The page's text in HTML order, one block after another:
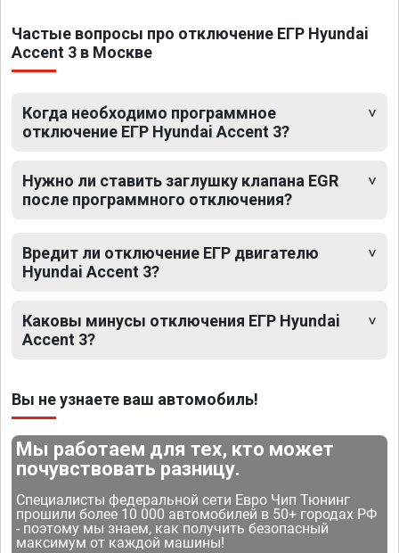
Частые вопросы про отключение ЕГР Hyundai
Accent 3 в Москве
Когда необходимо программное
отключение ЕГР Hyundai Accent 3?
Нужно ли ставить заглушку клапана EGR
после программного отключения?
Вредит ли отключение ЕГР двигателю
Hyundai Accent 3?
Каковы минусы отключения ЕГР Hyundai
Accent 3?
Вы не узнаете ваш автомобиль!
Мы работаем для тех, кто может
почувствовать разницу.
Специалисты федеральной сети Евро Чип Тюнинг
прошили более 10 000 автомобилей в 50+ городах РФ
- поэтому мы знаем, как получить безопасный
максимум от каждой машины!